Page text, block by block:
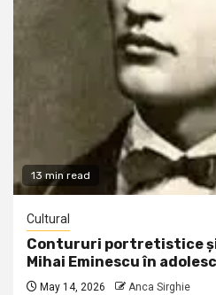
13 min read
Cultural
Contururi portretistice
Mihai Eminescu în
May 14, 2026 Anca Sirghie